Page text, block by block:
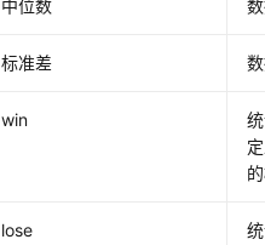
中位数
标准差
win
lose